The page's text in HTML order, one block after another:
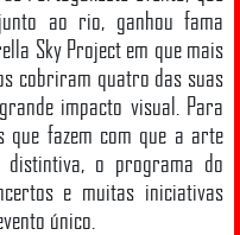
ao rio, ganhou fama
Sky Project em que mais
cobriram quatro das suas
impacto visual. Para
que fazem com que a arte
o programa do
e muitas iniciativas
único.